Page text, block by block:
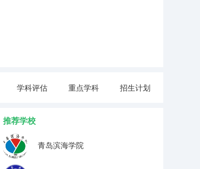
学科评估 重点学科 招生计划
推荐学校
青岛滨海学院